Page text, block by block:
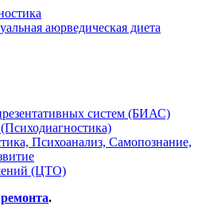
аюрведическая диета
систем (БИАС)
Психоанализ, Самопознание,
(ЦТО)
.